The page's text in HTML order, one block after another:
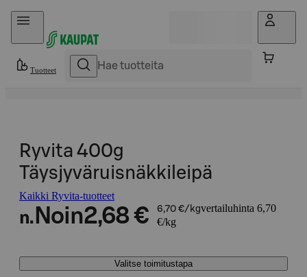
Hyppää sisältöön
Tuotteet
Ryvita 400g
Täysjyväruisnäkkileipä
Kaikki Ryvita-tuotteet
n. Noin2,68 € 6,70 €/kgvertailuhinta 6,70
€/kg
Valitse toimitustapa